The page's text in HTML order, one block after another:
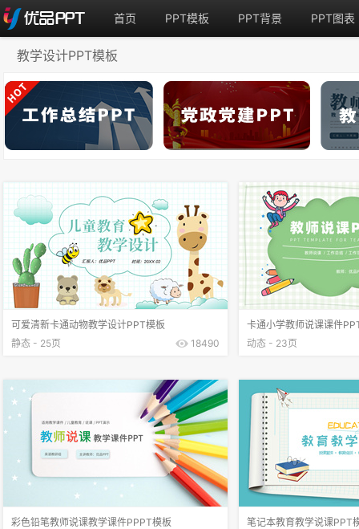
首页 PPT模板 PPT背景 PPT图表
教学设计PPT模板
可爱清新卡通动物教学设计PPT模板
静态 - 25页
18490
卡通小学教师说课课件
动态 - 23页
彩色铅笔教师说课教学课件PPPT模板
笔记本教育教学说课PPT